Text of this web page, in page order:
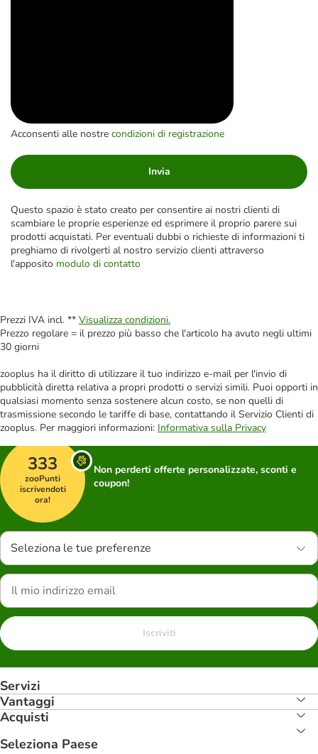
Acconsenti alle nostre condizioni di registrazione
Invia
Questo spazio è stato creato per consentire ai nostri clienti di
scambiare le proprie esperienze ed esprimere il proprio parere sui
prodotti acquistati. Per eventuali dubbi o richieste di informazioni ti
preghiamo di rivolgerti al nostro servizio clienti attraverso
l'apposito modulo di contatto
Prezzi IVA incl. ** Visualizza condizioni.
Prezzo regolare = il prezzo più basso che l'articolo ha avuto negli ultimi
30 giorni
zooplus ha il diritto di utilizzare il tuo indirizzo e-mail per l'invio di
pubblicità diretta relativa a propri prodotti o servizi simili. Puoi opporti in
qualsiasi momento senza sostenere alcun costo, se non quelli di
trasmissione secondo le tariffe di base, contattando il Servizio Clienti di
zooplus. Per maggiori informazioni: Informativa sulla Privacy
333
zooPunti
iscrivendoti
ora!
Non perderti offerte personalizzate, sconti e
coupon!
Seleziona le tue preferenze
Iscriviti
Servizi
Vantaggi
Acquisti
Seleziona Paese